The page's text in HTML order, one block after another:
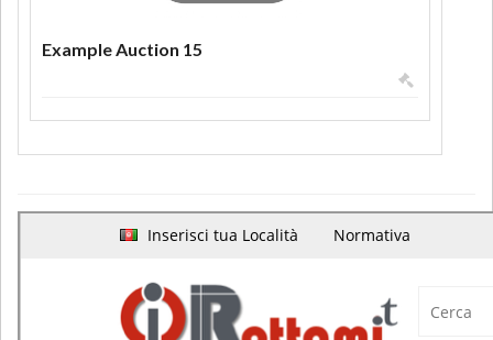
Example Auction 15